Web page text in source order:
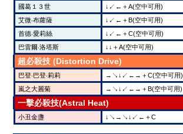
國葛１３世
↓↙←＋A(空中可用)
艾微‧布蘿薩
↓↙←＋B(空中可用)
首德‧愛莉絲
↓↙←＋C(空中可用)
巴雷爾‧洛塔斯
↓↓＋A(空中可用)
超必殺技 (Distortion Drive)
巴登‧巴登‧莉莉
→↘↓↙←→＋C(空中可用)
嵐之大麗菊
→↘↓↙←→＋B(空中可用)
一擊必殺技(Astral Heat)
小丑金盞 ↓↘→↘↓↙←＋C